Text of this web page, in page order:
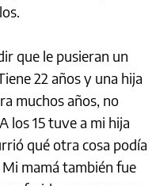
que le pusieran un
22 años y una hija
muchos años, no
los 15 tuve a mi hija
qué otra cosa podía
mamá también fue